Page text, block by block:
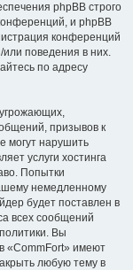
phpBB строго
и phpBB
конференций
или поведения в них.
по адресу
призывов к
могут нарушить
услуги хостинга
Попытки
немедленному
будет поставлен в
всех сообщений
Вы
«CommFort» имеют
любую тему в